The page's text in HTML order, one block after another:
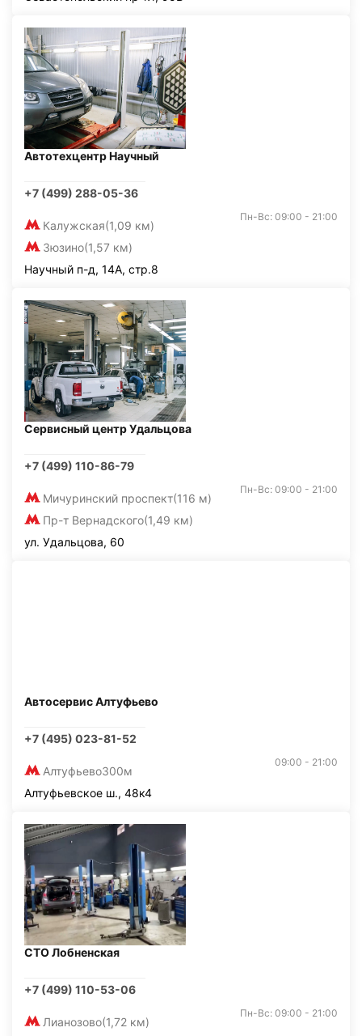
Автотехцентр Научный
+7 (499) 288-05-36
Калужская(1,09 км)
Зюзино(1,57 км)
Пн-Вс: 09:00 - 21:00
Научный п-д, 14А, стр.8
Сервисный центр Удальцова
+7 (499) 110-86-79
Мичуринский проспект(116 м)
Пр-т Вернадского(1,49 км)
Пн-Вс: 09:00 - 21:00
ул. Удальцова, 60
Автосервис Алтуфьево
+7 (495) 023-81-52
Алтуфьево300м
09:00 - 21:00
Алтуфьевское ш., 48к4
СТО Лобненская
+7 (499) 110-53-06
Лианозово(1,72 км)
Пн-Вс: 09:00 - 21:00